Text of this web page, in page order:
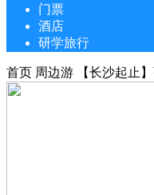
门票
酒店
研学旅行
首页 周边游 【长沙起止